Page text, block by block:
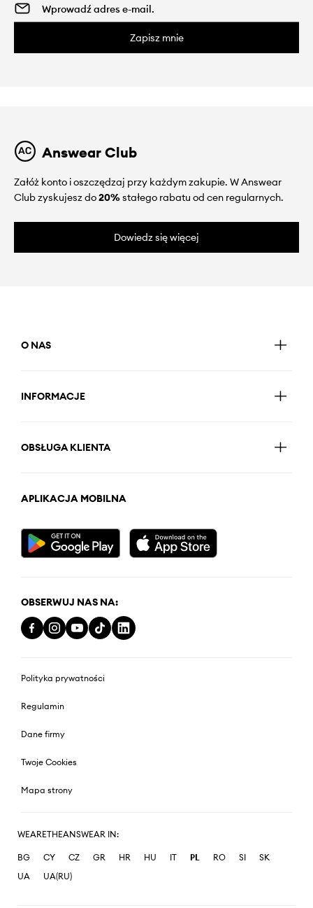
Zapisz mnie
Answear Club
Załóż konto i oszczędzaj przy każdym zakupie. W Answear
Club zyskujesz do20%stałego rabatu od cen regularnych.
Dowiedz się więcej
O NAS
INFORMACJE
OBSŁUGA KLIENTA
APLIKACJA MOBILNA
OBSERWUJ NAS NA:
Polityka prywatności
Regulamin
Dane firmy
Twoje Cookies
Mapa strony
WEARETHEANSWEAR IN:
BG CY CZ GR HR HU IT PL RO SI
SK
UA
UA(RU)